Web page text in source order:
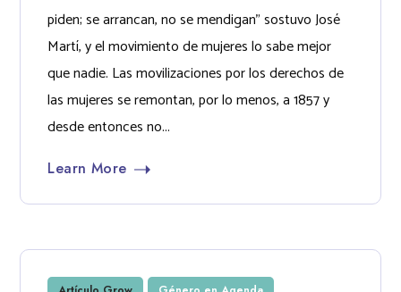
piden; se arrancan, no se mendigan” sostuvo José
Martí, y el movimiento de mujeres lo sabe mejor
que nadie. Las movilizaciones por los derechos de
las mujeres se remontan, por lo menos, a 1857 y
desde entonces no...
Learn More